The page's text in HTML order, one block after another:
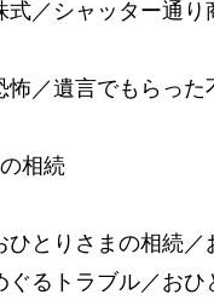
式／シャッター通
怖／遺言でもらった
相続
ひとりさまの相続／
ぐるトラブル／おひ